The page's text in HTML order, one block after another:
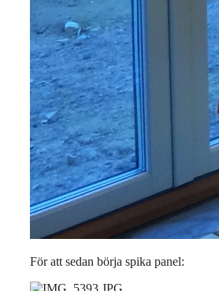
För att sedan börja spika panel: